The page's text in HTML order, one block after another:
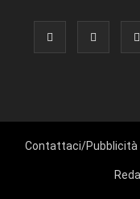
Contattaci/Pubblicità